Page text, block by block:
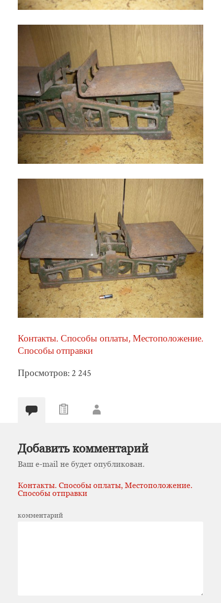
Контакты. Способы оплаты, Местоположение.
Способы отправки
Просмотров: 2 245
Добавить комментарий
Ваш e-mail не будет опубликован.
Контакты. Способы оплаты, Местоположение.
Способы отправки
комментарий